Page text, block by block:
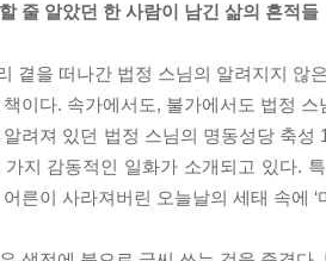
줄 알았던 한 사람이 남긴 삶의 흔적들
곁을 떠나간 법정 스님의 알려지지 않
이다. 속가에서도, 불가에서도 법정
알려져 있던 법정 스님의 명동성당 축
가지 감동적인 일화가 소개되고 있다.
른이 사라져버린 오늘날의 세태 속에